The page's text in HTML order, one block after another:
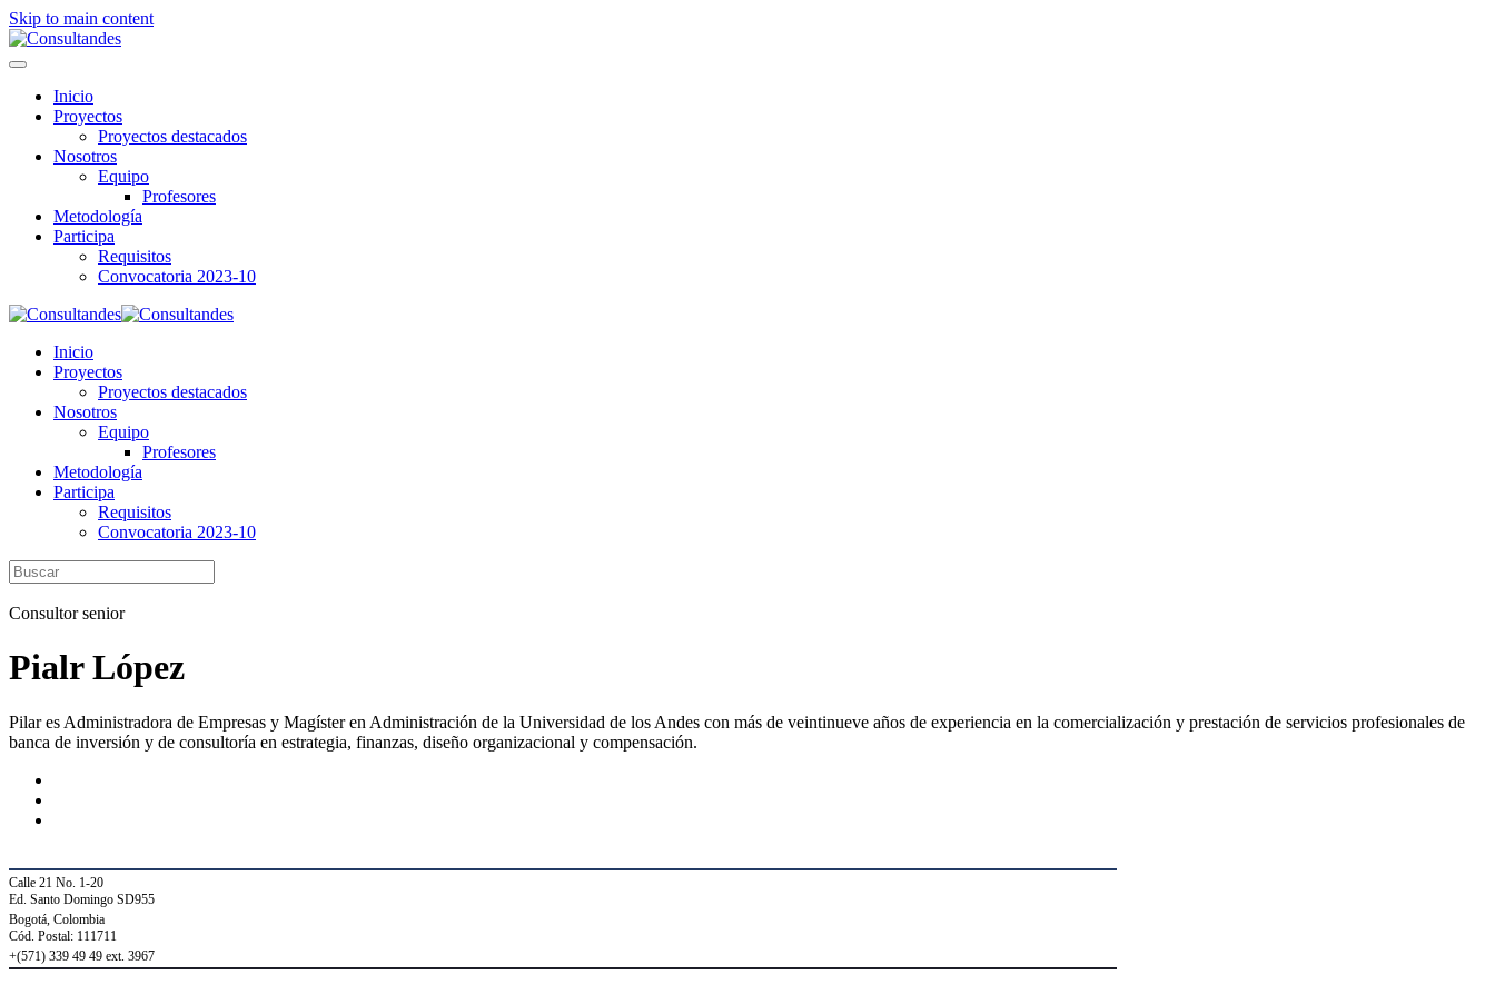
Skip to main content
Inicio
Proyectos
Proyectos destacados
Nosotros
Equipo
Profesores
Metodología
Participa
Requisitos
Convocatoria 2023-10
Inicio
Proyectos
Proyectos destacados
Nosotros
Equipo
Profesores
Metodología
Participa
Requisitos
Convocatoria 2023-10
Consultor senior
Pialr López
Pilar es Administradora de Empresas y Magíster en Administración de la Universidad de los Andes con más de veintinueve años de experiencia en la comercialización y prestación de servicios profesionales de
banca de inversión y de consultoría en estrategia, finanzas, diseño organizacional y compensación.
Calle 21 No. 1-20
Ed. Santo Domingo SD955
Bogotá, Colombia
Cód. Postal: 111711
+(571) 339 49 49 ext. 3967